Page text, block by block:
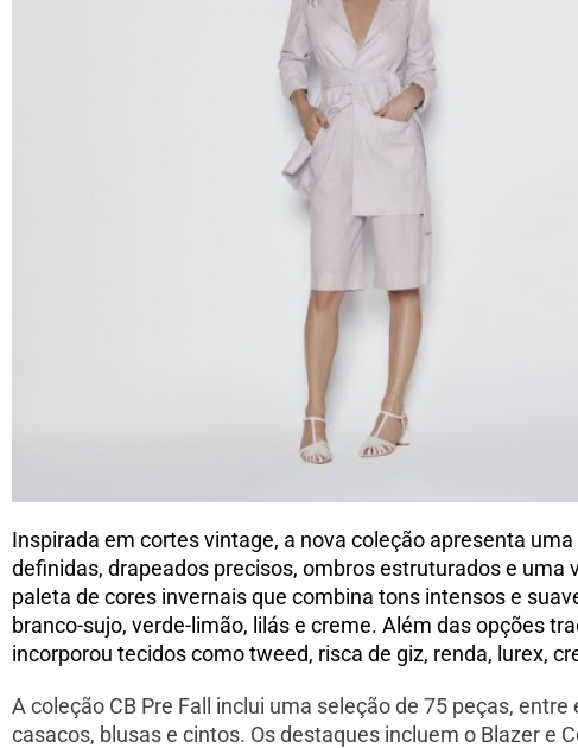
Inspirada em cortes vintage, a nova coleção apresenta
definidas, drapeados precisos, ombros estruturados e
paleta de cores invernais que combina tons intensos e
branco-sujo, verde-limão, lilás e creme. Além das opções
incorporou tecidos como tweed, risca de giz, renda, lurex,
A coleção CB Pre Fall inclui uma seleção de 75 peças,
casacos, blusas e cintos. Os destaques incluem o Blazer e